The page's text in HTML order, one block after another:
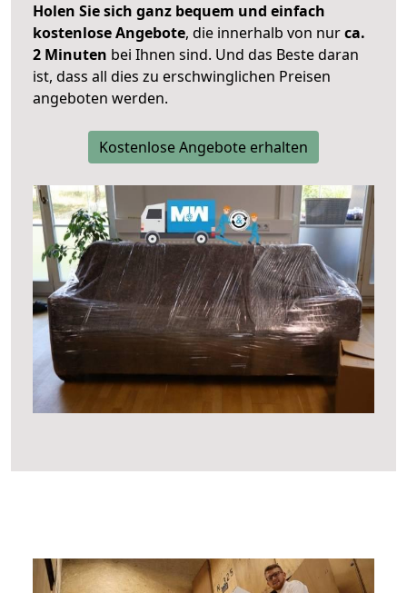
Holen Sie sich ganz bequem und einfach
kostenlose Angebote, die innerhalb von nurca.
2 Minuten bei Ihnen sind. Und das Beste daran
ist, dass all dies zu erschwinglichen Preisen
angeboten werden.
Kostenlose Angebote erhalten